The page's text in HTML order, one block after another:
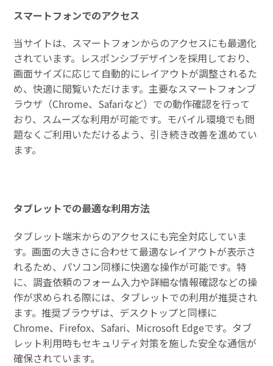
スマートフォンでのアクセス
当サイトは、スマートフォンからのアクセスにも最適化
されています。レスポンシブデザインを採用しており、
画面サイズに応じて自動的にレイアウトが調整されるた
め、快適に閲覧いただけます。主要なスマートフォンブ
ラウザ（Chrome、Safariなど）での動作確認を行って
おり、スムーズな利用が可能です。モバイル環境でも問
題なくご利用いただけるよう、引き続き改善を進めてい
ます。
タブレットでの最適な利用方法
タブレット端末からのアクセスにも完全対応していま
す。画面の大きさに合わせて最適なレイアウトが表示さ
れるため、パソコン同様に快適な操作が可能です。特
に、調査依頼のフォーム入力や詳細な情報確認などの操
作が求められる際には、タブレットでの利用が推奨され
ます。推奨ブラウザは、デスクトップと同様に
Chrome、Firefox、Safari、Microsoft Edgeです。タブ
レット利用時もセキュリティ対策を施した安全な通信が
確保されています。